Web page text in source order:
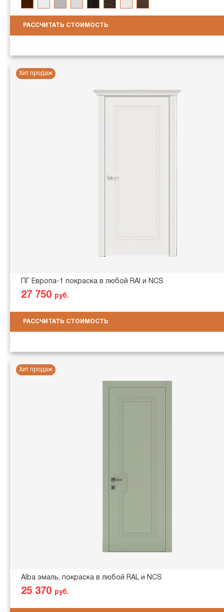
РАССЧИТАТЬ СТОИМОСТЬ
Хит продаж
ПГ Европа-1 покраска в любой RAl и NCS
27 750 руб.
РАССЧИТАТЬ СТОИМОСТЬ
Хит продаж
Alba эмаль, покраска в любой RAL и NCS
25 370 руб.